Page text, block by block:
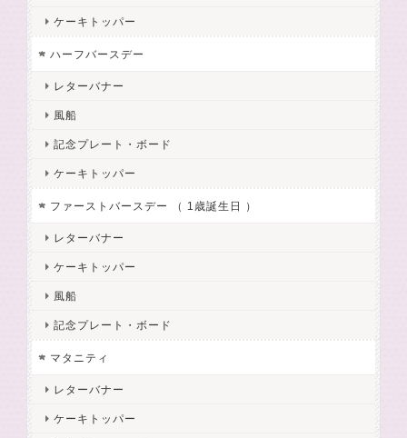
ケーキトッパー
ハーフバースデー
レターバナー
風船
記念プレート・ボード
ケーキトッパー
ファーストバースデー （ 1歳誕生日 ）
レターバナー
ケーキトッパー
風船
記念プレート・ボード
マタニティ
レターバナー
ケーキトッパー